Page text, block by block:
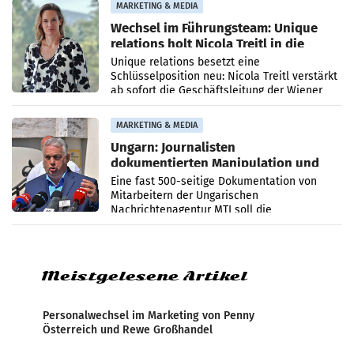
MARKETING & MEDIA
Wechsel im Führungsteam: Unique
relations holt Nicola Treitl in die
Geschäftsleitung
Unique relations besetzt eine
Schlüsselposition neu: Nicola Treitl verstärkt
ab sofort die Geschäftsleitung der Wiener
PR-Agentur an der Seite von Josef Kalina und
Anna Kalina-Mahr.
MARKETING & MEDIA
Ungarn: Journalisten
dokumentierten Manipulation und
Zensur
Eine fast 500-seitige Dokumentation von
Mitarbeitern der Ungarischen
Nachrichtenagentur MTI soll die
systematische Nachrichten-Manipulation und
Meistgelesene Artikel
Personalwechsel im Marketing von Penny
Österreich und Rewe Großhandel